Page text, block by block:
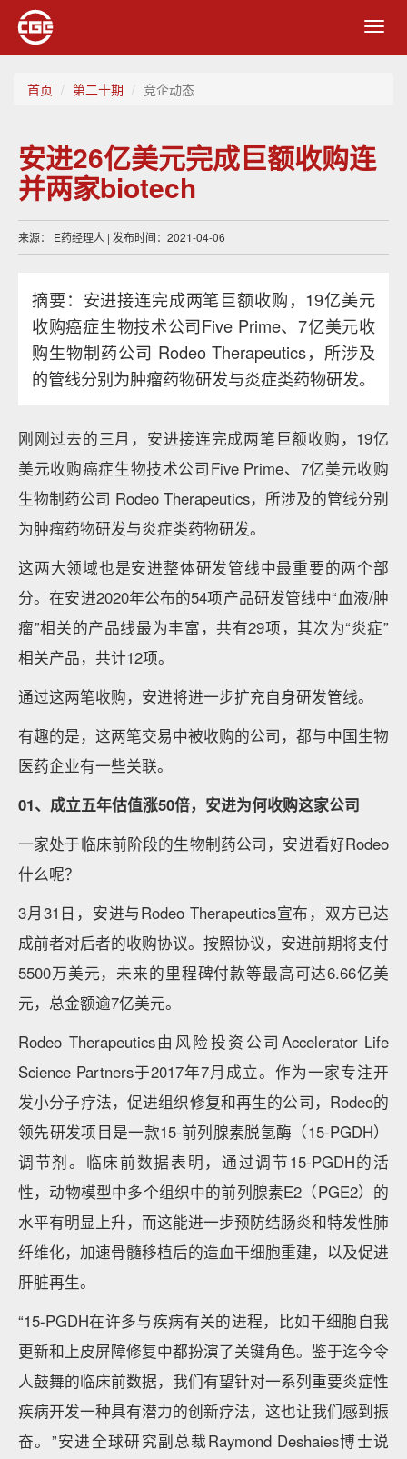
首页 第二十期 竞企动态
安进26亿美元完成巨额收购连
并两家biotech
来源： E药经理人 | 发布时间：2021-04-06
摘要：安进接连完成两笔巨额收购，19亿美元
收购癌症生物技术公司Five Prime、7亿美元收
购生物制药公司 Rodeo Therapeutics，所涉及
的管线分别为肿瘤药物研发与炎症类药物研发。
刚刚过去的三月，安进接连完成两笔巨额收购，19亿
美元收购癌症生物技术公司Five Prime、7亿美元收购
生物制药公司 Rodeo Therapeutics，所涉及的管线分别
为肿瘤药物研发与炎症类药物研发。
这两大领域也是安进整体研发管线中最重要的两个部
分。在安进2020年公布的54项产品研发管线中“血液/肿
瘤”相关的产品线最为丰富，共有29项，其次为“炎症”
相关产品，共计12项。
通过这两笔收购，安进将进一步扩充自身研发管线。
有趣的是，这两笔交易中被收购的公司，都与中国生物
医药企业有一些关联。
01、 成立五年估值涨50倍，安进为何收购这家公司
一家处于临床前阶段的生物制药公司，安进看好Rodeo
什么呢？
3月31日，安进与Rodeo Therapeutics宣布，双方已达
成前者对后者的收购协议。按照协议，安进前期将支付
5500万美元，未来的里程碑付款等最高可达6.66亿美
元，总金额逾7亿美元。
Rodeo Therapeutics由风险投资公司Accelerator Life
Science Partners于2017年7月成立。作为一家专注开
发小分子疗法，促进组织修复和再生的公司，Rodeo的
领先研发项目是一款15-前列腺素脱氢酶（15-PGDH）
调节剂。临床前数据表明，通过调节15-PGDH的活
性，动物模型中多个组织中的前列腺素E2（PGE2）的
水平有明显上升，而这能进一步预防结肠炎和特发性肺
纤维化，加速骨髓移植后的造血干细胞重建，以及促进
肝脏再生。
“15-PGDH在许多与疾病有关的进程，比如干细胞自我
更新和上皮屏障修复中都扮演了关键角色。鉴于迄今令
人鼓舞的临床前数据，我们有望针对一系列重要炎症性
疾病开发一种具有潜力的创新疗法，这也让我们感到振
奋。”安进全球研究副总裁Raymond Deshaies博士说